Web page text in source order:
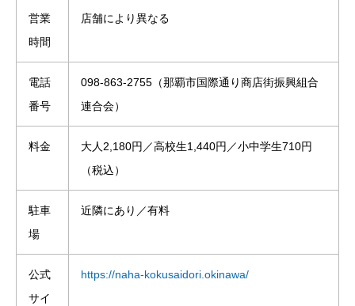
営業
時間
店舗により異なる
電話
番号
098-863-2755（那覇市国際通り商店街振興組合
連合会）
料金
大人2,180円／高校生1,440円／小中学生710円
（税込）
駐車
場
近隣にあり／有料
公式
サイ
https://naha-kokusaidori.okinawa/